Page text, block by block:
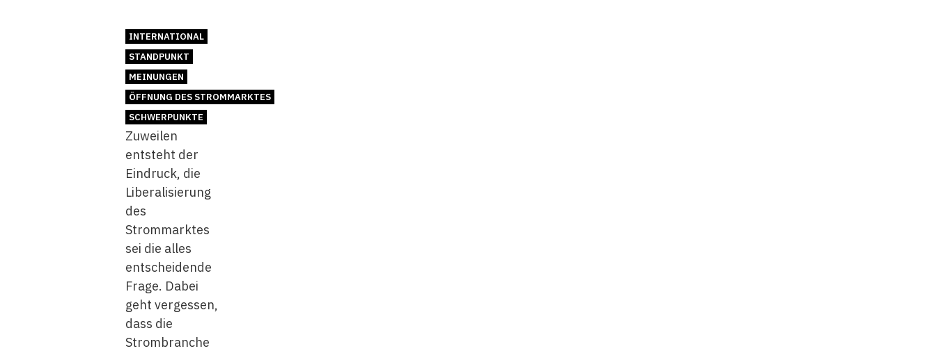
INTERNATIONAL
STANDPUNKT
MEINUNGEN
ÖFFNUNG DES STROMMARKTES
SCHWERPUNKTE
Zuweilen
entsteht der
Eindruck, die
Liberalisierung
des
Strommarktes
sei die alles
entscheidende
Frage. Dabei
geht vergessen,
dass die
Strombranche